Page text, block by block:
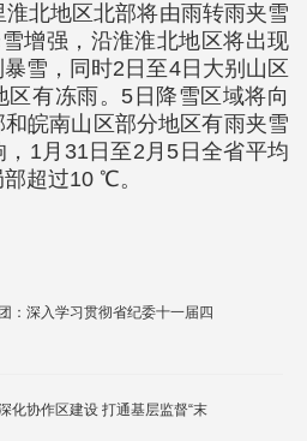
北地区北部将由雨转雨夹雪
增强，沿淮淮北地区将出现
雪，同时2日至4日大别山区
有冻雨。5日降雪区域将向
皖南山区部分地区有雨夹雪
1月31日至2月5日全省平均
超过10 ℃。
：深入学习贯彻省纪委十一届四
化协作区建设 打通基层监督“末